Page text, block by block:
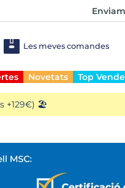
Les meves comandes
Novetats Top
+129€) 🏖️